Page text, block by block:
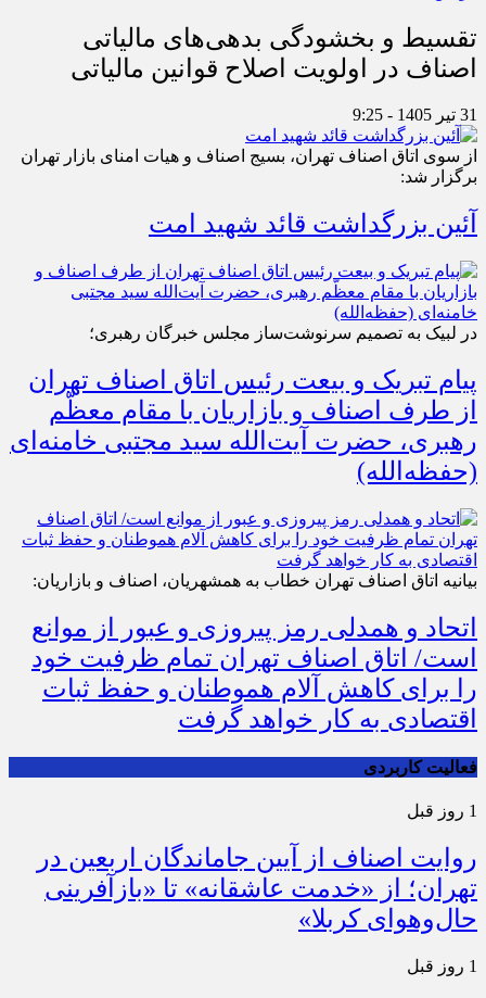
تقسیط و بخشودگی بدهی‌های مالیاتی
اصناف در اولویت اصلاح قوانین مالیاتی
31 تیر 1405 - 9:25
از سوی اتاق اصناف تهران، بسیج اصناف و هیات امنای بازار تهران
برگزار شد:
آئین بزرگداشت قائد شهید امت
در لبیک به تصمیم سرنوشت‌ساز مجلس خبرگان رهبری؛
پیام تبریک و بیعت رئیس اتاق اصناف تهران
از طرف اصناف و بازاریان با مقام معظّم
رهبری، حضرت آیت‌الله سید مجتبی خامنه‌ای
(حفظه‌الله)
بیانیه اتاق اصناف تهران خطاب به همشهریان، اصناف و بازاریان:
اتحاد و همدلی رمز پیروزی و عبور از موانع
است/ اتاق اصناف تهران تمام ظرفیت خود
را برای کاهش آلام هموطنان و حفظ ثبات
اقتصادی به کار خواهد گرفت
فعالیت کاربردی
1 روز قبل
روایت اصناف از آیین جاماندگان اربعین در
تهران؛ از «خدمت عاشقانه» تا «بازآفرینی
حال‌وهوای کربلا»
1 روز قبل